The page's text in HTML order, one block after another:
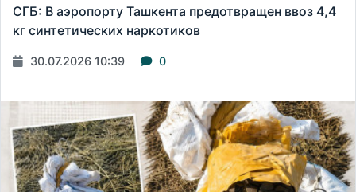
СГБ: В аэропорту Ташкента предотвращен ввоз 4,4
кг синтетических наркотиков
30.07.2026 10:39 0